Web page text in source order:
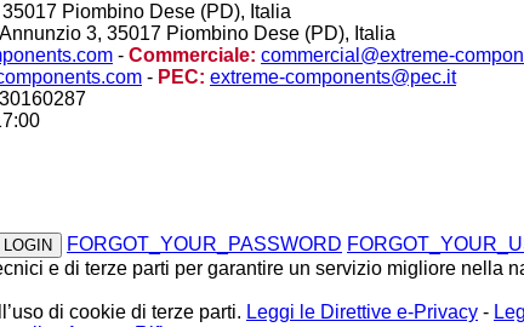
Piombino Dese (PD), Italia
3, 35017 Piombino Dese (PD), Italia
- Commerciale: commercial@extreme-
- PEC: extreme-components@pec.it
FORGOT_YOUR_PASSWORD
e di terze parti per garantire un servizio migliore
di cookie di terze parti. Leggi le Direttive e-Privacy -